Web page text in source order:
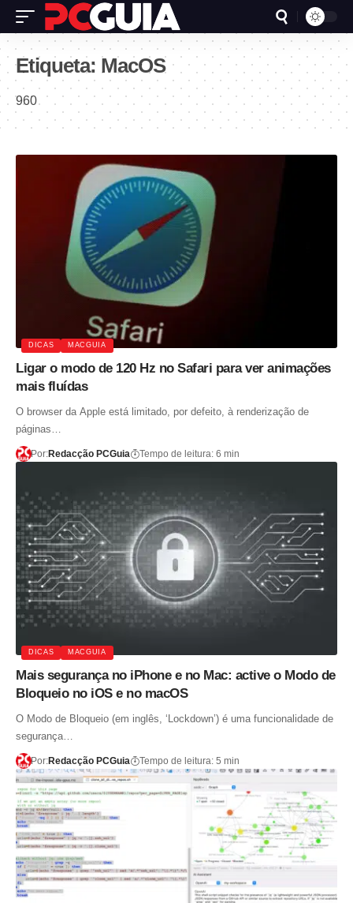
Etiqueta: MacOS
960
DICAS MACGUIA
Ligar o modo de 120 Hz no Safari para ver animações
mais fluídas
O browser da Apple está limitado, por defeito, à renderização de
páginas…
Por:Redacção PCGuia Tempo de leitura: 6 min
DICAS MACGUIA
Mais segurança no iPhone e no Mac: active o Modo de
Bloqueio no iOS e no macOS
O Modo de Bloqueio (em inglês, ‘Lockdown’) é uma funcionalidade de
segurança…
Por:Redacção PCGuia Tempo de leitura: 5 min